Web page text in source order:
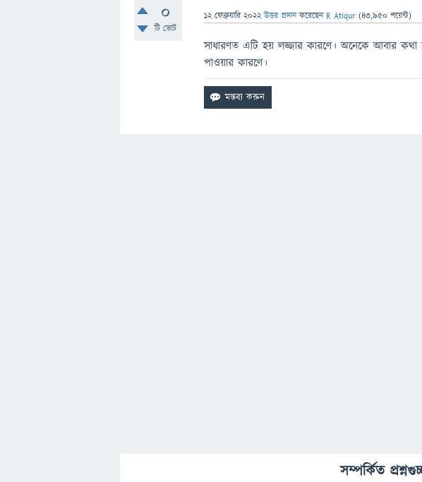
0
টি ভোট
12 ফেব্রুয়ারি 2022 উত্তর প্রদান করেছেনR Atiqur (43,950 পয়েন্ট)
সাধারণত এটি হয় লজ্জার কারণে। অনেকে আবার
পাওয়ার কারণে।
সম্পর্কিত